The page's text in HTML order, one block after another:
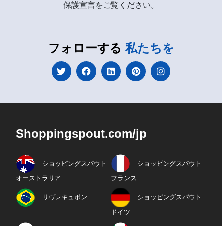
保護宣言をご覧ください。
フォローする 私たちを
Shoppingspout.com/jp
ショッピングスパウト
オーストラリア
ショッピングスパウト
フランス
リヴレキュポン ショッピングスパウト
ドイツ